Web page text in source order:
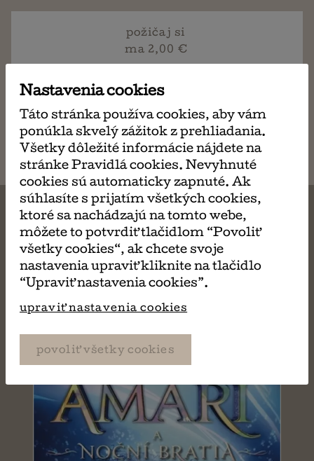
požičaj si
ma 2,00 €
napísať
email
MÔŽE SA VÁM TIEŽ
PÁČIŤ
Nastavenia cookies
Táto stránka používa cookies, aby vám
ponúkla skvelý zážitok z prehliadania.
Všetky dôležité informácie nájdete na
stránke Pravidlá cookies. Nevyhnuté
cookies sú automaticky zapnuté. Ak
súhlasíte s prijatím všetkých cookies,
ktoré sa nachádzajú na tomto webe,
môžete to potvrdiť tlačidlom “Povoliť
všetky cookies“, ak chcete svoje
nastavenia upraviť kliknite na tlačidlo
“Upraviť nastavenia cookies”.
upraviť nastavenia cookies
povoliť všetky cookies